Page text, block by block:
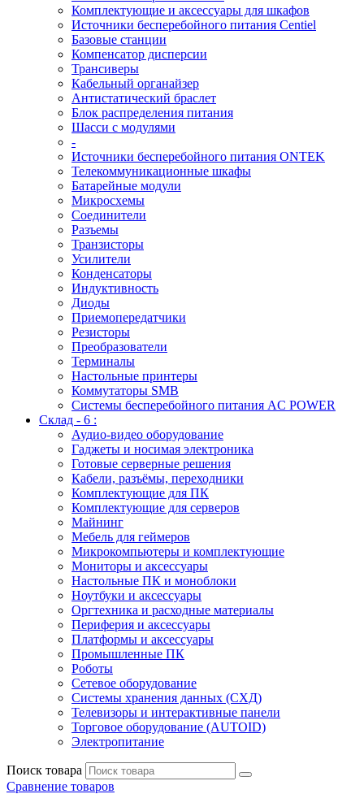
Комплектующие и аксессуары для шкафов
Источники бесперебойного питания Centiel
Базовые станции
Компенсатор дисперсии
Трансиверы
Кабельный органайзер
Антистатический браслет
Блок распределения питания
Шасси с модулями
-
Источники бесперебойного питания ONTEK
Телекоммуникационные шкафы
Батарейные модули
Микросхемы
Соединители
Разъемы
Транзисторы
Усилители
Конденсаторы
Индуктивность
Диоды
Приемопередатчики
Резисторы
Преобразователи
Терминалы
Настольные принтеры
Коммутаторы SMB
Системы бесперебойного питания AC POWER
Склад - 6 :
Аудио-видео оборудование
Гаджеты и носимая электроника
Готовые серверные решения
Кабели, разъёмы, переходники
Комплектующие для ПК
Комплектующие для серверов
Майнинг
Мебель для геймеров
Микрокомпьютеры и комплектующие
Мониторы и аксессуары
Настольные ПК и моноблоки
Ноутбуки и аксессуары
Оргтехника и расходные материалы
Периферия и аксессуары
Платформы и аксессуары
Промышленные ПК
Роботы
Сетевое оборудование
Системы хранения данных (СХД)
Телевизоры и интерактивные панели
Торговое оборудование (AUTOID)
Электропитание
Поиск товара
Сравнение товаров